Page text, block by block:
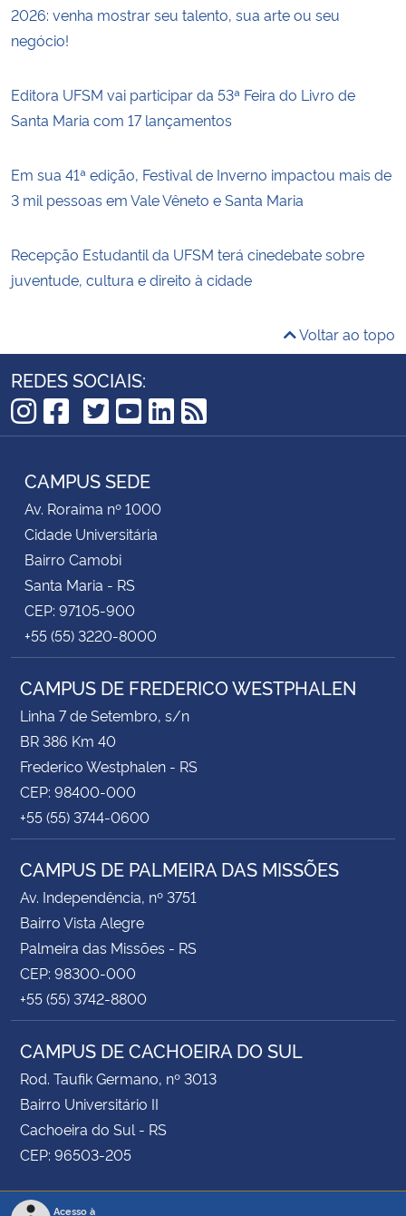
2026: venha mostrar seu talento, sua arte ou seu
negócio!
Editora UFSM vai participar da 53ª Feira do Livro de
Santa Maria com 17 lançamentos
Em sua 41ª edição, Festival de Inverno impactou mais de
3 mil pessoas em Vale Vêneto e Santa Maria
Recepção Estudantil da UFSM terá cinedebate sobre
juventude, cultura e direito à cidade
Voltar ao topo
REDES SOCIAIS:
Instagram
Facebook
TikTok
Twitter
YouTube
LinkedIn
RSS
CAMPUS SEDE
Av. Roraima nº 1000
Cidade Universitária
Bairro Camobi
Santa Maria - RS
CEP: 97105-900
+55 (55) 3220-8000
CAMPUS DE FREDERICO WESTPHALEN
Linha 7 de Setembro, s/n
BR 386 Km 40
Frederico Westphalen - RS
CEP: 98400-000
+55 (55) 3744-0600
CAMPUS DE PALMEIRA DAS MISSÕES
Av. Independência, nº 3751
Bairro Vista Alegre
Palmeira das Missões - RS
CEP: 98300-000
+55 (55) 3742-8800
CAMPUS DE CACHOEIRA DO SUL
Rod. Taufik Germano, nº 3013
Bairro Universitário II
Cachoeira do Sul - RS
CEP: 96503-205
Acesso à